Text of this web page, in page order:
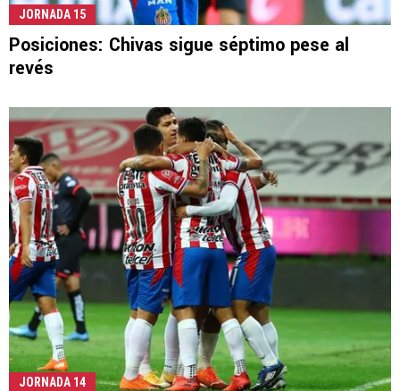
JORNADA 15
Posiciones: Chivas sigue séptimo pese al
revés
JORNADA 14